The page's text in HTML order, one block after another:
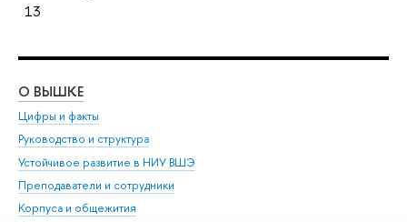
13
О ВЫШКЕ
Цифры и факты
Руководство и структура
Устойчивое развитие в НИУ ВШЭ
Преподаватели и сотрудники
Корпуса и общежития